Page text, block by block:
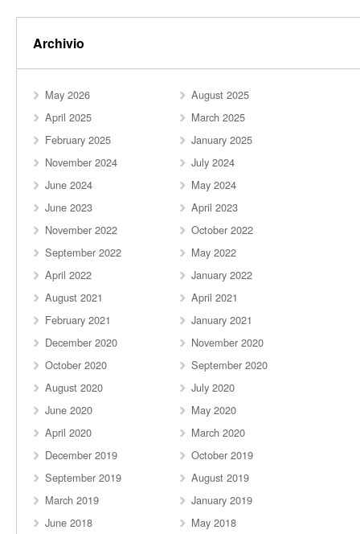
Archivio
May 2026
August 2025
April 2025
March 2025
February 2025
January 2025
November 2024
July 2024
June 2024
May 2024
June 2023
April 2023
November 2022
October 2022
September 2022
May 2022
April 2022
January 2022
August 2021
April 2021
February 2021
January 2021
December 2020
November 2020
October 2020
September 2020
August 2020
July 2020
June 2020
May 2020
April 2020
March 2020
December 2019
October 2019
September 2019
August 2019
March 2019
January 2019
June 2018
May 2018